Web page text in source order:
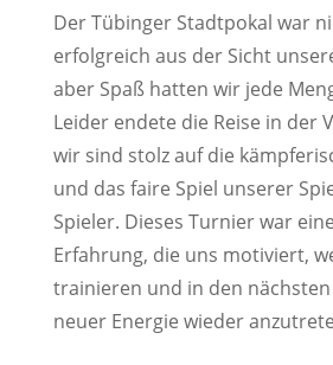
Der Tübinger Stadtpokal war
erfolgreich aus der Sicht
aber Spaß hatten wir jede
Leider endete die Reise in der
wir sind stolz auf die
und das faire Spiel unserer
Spieler. Dieses Turnier war
Erfahrung, die uns motiviert,
trainieren und in den
neuer Energie wieder